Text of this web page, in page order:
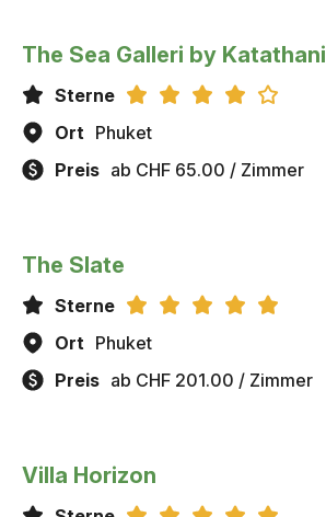
The Sea Galleri by Katathani
Sterne
Ort Phuket
Preis ab CHF 65.00 / Zimmer
The Slate
Sterne
Ort Phuket
Preis ab CHF 201.00 / Zimmer
Villa Horizon